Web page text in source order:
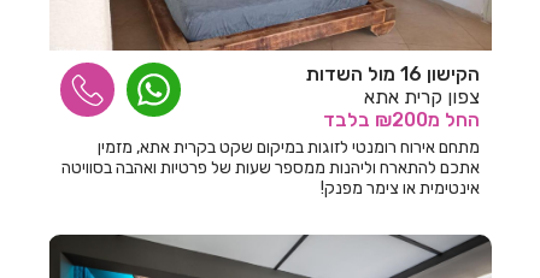
חדרים לפי שעה בגדרה
חדרים לפי שעה בגורן
חדרים לפי שעה בגינוסר
חדרים לפי שעה בגליל עליון
חדרים לפי שעה בדבורה
הקישון 16 מול השדות
צפון קרית אתא
החל מ₪200 בלבד
מתחם אירוח רומנטי לזוגות במיקום שקט בקרית אתא, מזמין
אתכם להתארח וליהנות ממספר שעות של פרטיות ואהבה בסוויטה
אינטימית או צימר מפנק!